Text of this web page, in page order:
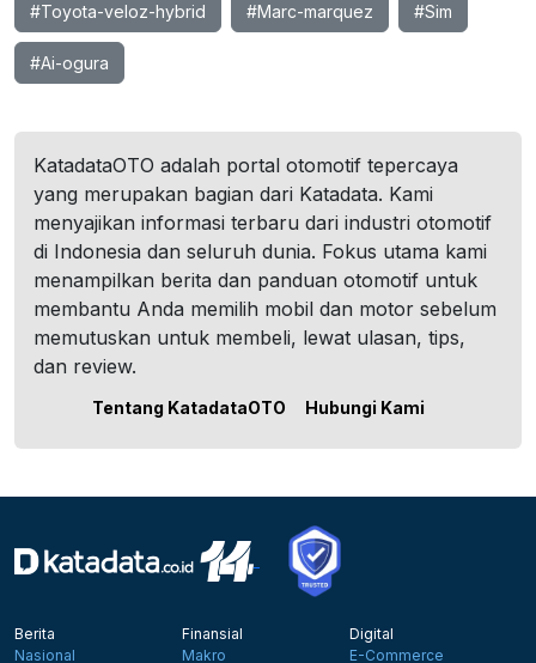
#Toyota-veloz-hybrid #Marc-marquez #Sim
#Ai-ogura
KatadataOTO adalah portal otomotif tepercaya
yang merupakan bagian dari Katadata. Kami
menyajikan informasi terbaru dari industri otomotif
di Indonesia dan seluruh dunia. Fokus utama kami
menampilkan berita dan panduan otomotif untuk
membantu Anda memilih mobil dan motor sebelum
memutuskan untuk membeli, lewat ulasan, tips,
dan review.
Tentang KatadataOTO Hubungi Kami
Berita
Nasional
Finansial
Makro
Digital
E-Commerce